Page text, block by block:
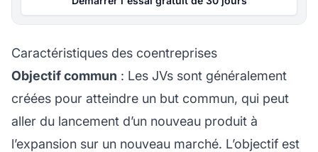
Caractéristiques des coentreprises
Objectif commun : Les JVs sont généralement
créées pour atteindre un but commun, qui peut
aller du lancement d’un nouveau produit à
l’expansion sur un nouveau marché. L’objectif est